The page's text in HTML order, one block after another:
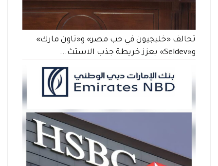
تحالف «خليجيون في حب مصر» و«تاون مارك»
و«Seldev» يعزز خريطة جذب الاستث...